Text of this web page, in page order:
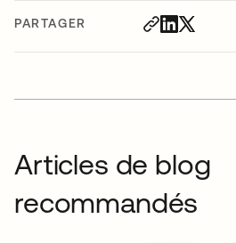
PARTAGER
Articles de blog
recommandés